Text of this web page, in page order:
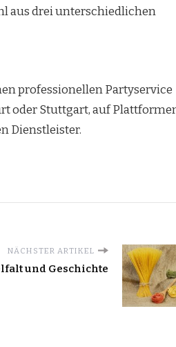
aus drei unterschiedlichen
professionellen Partyservice
oder Stuttgart, auf
Dienstleister.
NÄCHSTER ARTIKEL
und Geschichte